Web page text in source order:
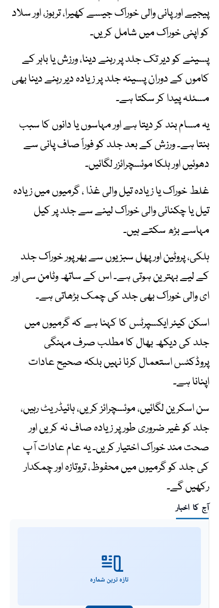
پیجیے اور پانی والی خوراک جیسے کھیرا، تربوز، اور سلاد
کو اپنی خوراک میں شامل کریں۔
پسینے کو دیر تک جلد پر رہنے دینا، ورزش یا باہر کے
کاموں کے دوران پسینہ جلد پر زیادہ دیر رہنے دینا بھی
مسئلہ پیدا کر سکتا ہے۔
یہ مسام بند کر دیتا ہے اور مہاسوں یا دانوں کا سبب
بنتا ہے۔ ورزش کے بعد جلد کو فوراً صاف پانی سے
دھوئیں اور ہلکا موئسچرائزر لگائیں۔
غلط خوراک یا زیادہ تیل والی غذا ، گرمیوں میں زیادہ
تیل یا چکنائی والی خوراک لینے سے جلد پر کیل
مہاسے بڑھ سکتے ہیں۔
ہلکی، پروٹین اور پھل سبزیوں سے بھرپور خوراک جلد
کے لیے بہترین ہوتی ہے۔ اس کے ساتھ وٹامن سی اور
ای والی خوراک بھی جلد کی چمک بڑھاتی ہے۔
اسکن کیئر ایکسپرٹس کا کہنا ہے کہ گرمیوں میں
جلد کی دیکھ بھال کا مطلب صرف مہنگی
پروڈکٹس استعمال کرنا نہیں بلکہ صحیح عادات
اپنانا ہے۔
سن اسکرین لگائیں، موئسچرائز کریں، ہائیڈریٹ رہیں،
جلد کو غیر ضروری طور پر زیادہ صاف نہ کریں اور
صحت مند خوراک اختیار کریں۔ یہ عام عادات آپ
کی جلد کو گرمیوں میں محفوظ، تروتازہ اور چمکدار
رکھیں گے۔
آج کا اخبار
تازہ ترین شمارہ